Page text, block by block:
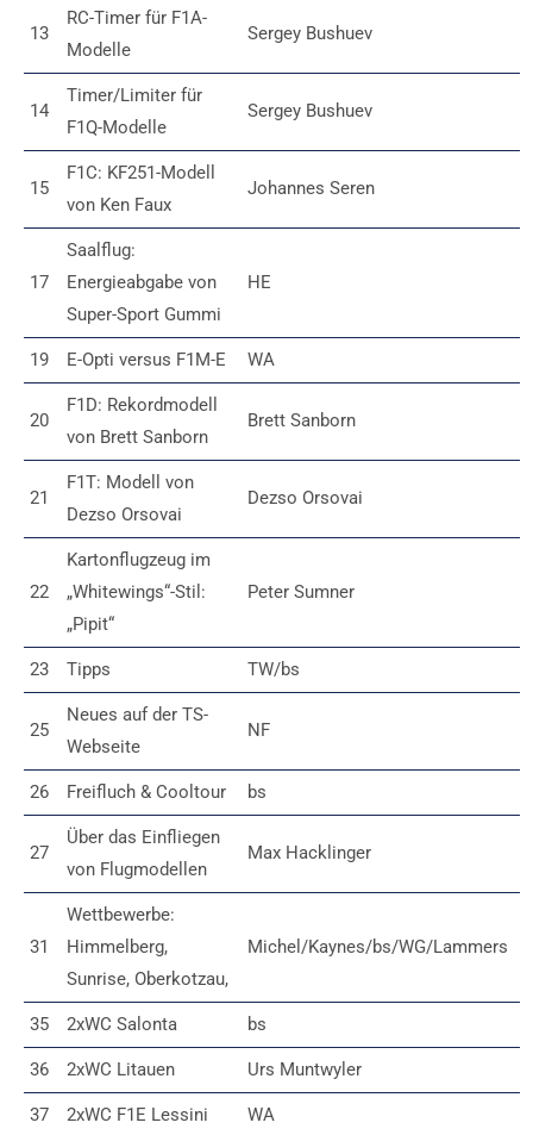
13
RC-Timer für F1A-
Modelle
Sergey Bushuev
14
Timer/Limiter für
F1Q-Modelle
Sergey Bushuev
15
F1C: KF251-Modell
von Ken Faux
Johannes Seren
17
Saalflug:
Energieabgabe von
Super-Sport Gummi
HE
19 E-Opti versus F1M-E WA
20
F1D: Rekordmodell
von Brett Sanborn
Brett Sanborn
21
F1T: Modell von
Dezso Orsovai
Dezso Orsovai
22
Kartonflugzeug im
„Whitewings“-Stil:
„Pipit“
Peter Sumner
23 Tipps TW/bs
25
Neues auf der TS-
Webseite
NF
26 Freifluch & Cooltour bs
27
Über das Einfliegen
von Flugmodellen
Max Hacklinger
31
Wettbewerbe:
Himmelberg,
Sunrise, Oberkotzau,
Michel/Kaynes/bs/WG/Lammers
35 2xWC Salonta bs
36 2xWC Litauen Urs Muntwyler
37 2xWC F1E Lessini WA